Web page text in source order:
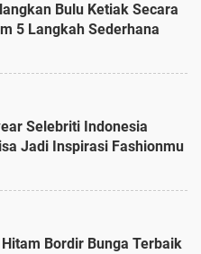
Bulu Ketiak Secara
5 Langkah Sederhana
Selebriti Indonesia
Jadi Inspirasi Fashionmu
Bordir Bunga Terbaik